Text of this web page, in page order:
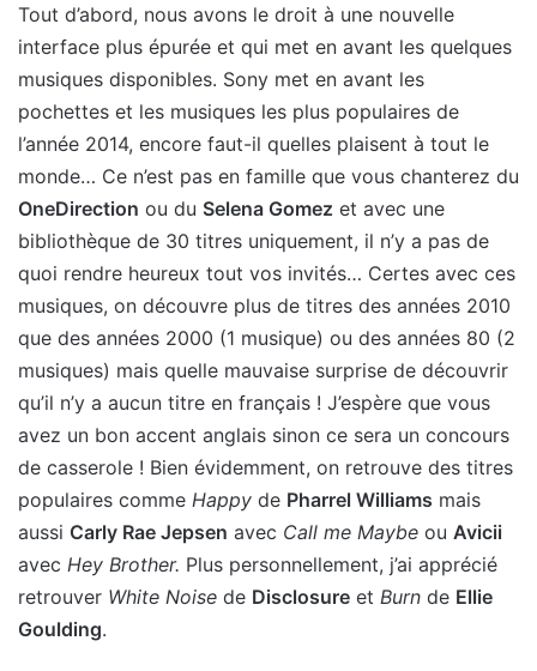
Tout d’abord, nous avons le droit à une nouvelle
interface plus épurée et qui met en avant les quelques
musiques disponibles. Sony met en avant les
pochettes et les musiques les plus populaires de
l’année 2014, encore faut-il quelles plaisent à tout le
monde… Ce n’est pas en famille que vous chanterez du
OneDirection ou du Selena Gomez et avec une
bibliothèque de 30 titres uniquement, il n’y a pas de
quoi rendre heureux tout vos invités… Certes avec ces
musiques, on découvre plus de titres des années 2010
que des années 2000 (1 musique) ou des années 80 (2
musiques) mais quelle mauvaise surprise de découvrir
qu’il n’y a aucun titre en français ! J’espère que vous
avez un bon accent anglais sinon ce sera un concours
de casserole ! Bien évidemment, on retrouve des titres
populaires comme Happy de Pharrel Williams mais
aussi Carly Rae Jepsen avec Call me Maybe ou Avicii
avec Hey Brother. Plus personnellement, j’ai apprécié
retrouver White Noise de Disclosure et Burn de Ellie
Goulding.